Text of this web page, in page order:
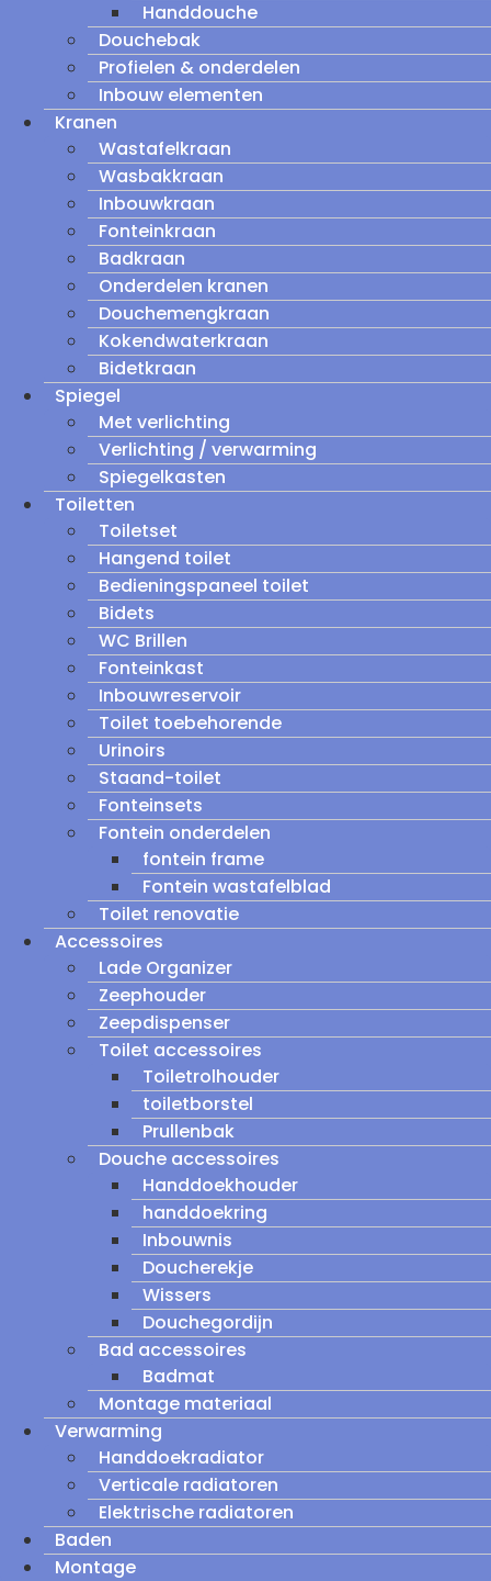
Handdouche
Douchebak
Profielen & onderdelen
Inbouw elementen
Kranen
Wastafelkraan
Wasbakkraan
Inbouwkraan
Fonteinkraan
Badkraan
Onderdelen kranen
Douchemengkraan
Kokendwaterkraan
Bidetkraan
Spiegel
Met verlichting
Verlichting / verwarming
Spiegelkasten
Toiletten
Toiletset
Hangend toilet
Bedieningspaneel toilet
Bidets
WC Brillen
Fonteinkast
Inbouwreservoir
Toilet toebehorende
Urinoirs
Staand-toilet
Fonteinsets
Fontein onderdelen
fontein frame
Fontein wastafelblad
Toilet renovatie
Accessoires
Lade Organizer
Zeephouder
Zeepdispenser
Toilet accessoires
Toiletrolhouder
toiletborstel
Prullenbak
Douche accessoires
Handdoekhouder
handdoekring
Inbouwnis
Doucherekje
Wissers
Douchegordijn
Bad accessoires
Badmat
Montage materiaal
Verwarming
Handdoekradiator
Verticale radiatoren
Elektrische radiatoren
Baden
Montage